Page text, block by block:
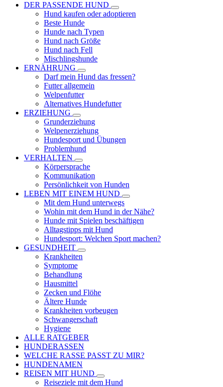
DER PASSENDE HUND
Hund kaufen oder adoptieren
Beste Hunde
Hunde nach Typen
Hund nach Größe
Hund nach Fell
Mischlingshunde
ERNÄHRUNG
Darf mein Hund das fressen?
Futter allgemein
Welpenfutter
Alternatives Hundefutter
ERZIEHUNG
Grunderziehung
Welpenerziehung
Hundesport und Übungen
Problemhund
VERHALTEN
Körpersprache
Kommunikation
Persönlichkeit von Hunden
LEBEN MIT EINEM HUND
Mit dem Hund unterwegs
Wohin mit dem Hund in der Nähe?
Hunde mit Spielen beschäftigen
Alltagstipps mit Hund
Hundesport: Welchen Sport machen?
GESUNDHEIT
Krankheiten
Symptome
Behandlung
Hausmittel
Zecken und Flöhe
Ältere Hunde
Krankheiten vorbeugen
Schwangerschaft
Hygiene
ALLE RATGEBER
HUNDERASSEN
WELCHE RASSE PASST ZU MIR?
HUNDENAMEN
REISEN MIT HUND
Reiseziele mit dem Hund